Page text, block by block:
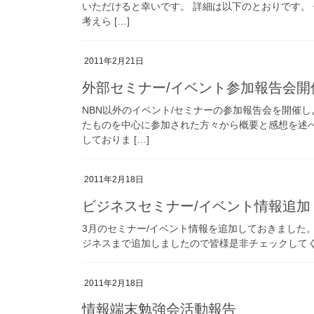
いただけると幸いです。 詳細は以下のとおりです
考えら […]
2011年2月21日
外部セミナー/イベント参加報告会
NBN以外のイベント/セミナーの参加報告会を開催
たものを中心に参加された方々から概要と感想を
しておりま […]
2011年2月18日
ビジネスセミナー/イベント情報追加
3月のセミナー/イベント情報を追加しておきました
ジネスまで追加しましたので皆様是非チェックして
2011年2月18日
情報端末勉強会活動報告